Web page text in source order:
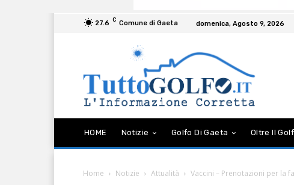
27.6 C Comune di Gaeta domenica, Agosto 9, 2026
HOME Notizie Golfo Di Gaeta Oltre Il
Home Notizie Attualità Vaccini – Prenotazioni per la